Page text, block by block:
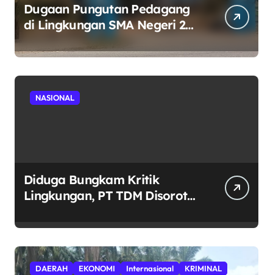
Dugaan Pungutan Pedagang
di Lingkungan SMA Negeri 2
Keban II Sanga Desa Harus
Diusut Tuntas: Ujian Integritas
Tata Kelola Pendidikan dan
Penegakan Hukum.
NASIONAL
Diduga Bungkam Kritik
Lingkungan, PT TDM Disorot
Digelar; POSE RI Nilai Ada
Indikasi Obstruction terhadap
Hak Konstitusional Warga.
DAERAH EKONOMI Internasional
KRIMINAL